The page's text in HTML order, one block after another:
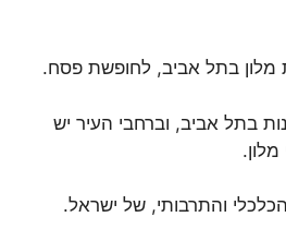
מלון בתל אביב, לחופשת פסח.
בתל אביב, וברחבי העיר יש
והתרבותי, של ישראל.